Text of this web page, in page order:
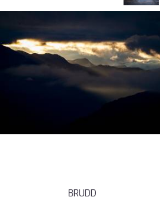
BRUDD